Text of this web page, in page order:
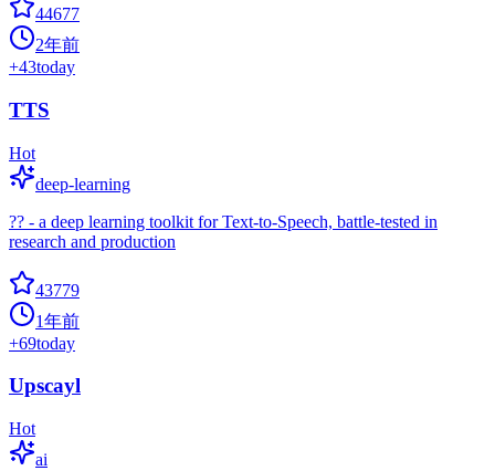
44677
2年前
+43today
TTS
Hot
deep-learning
?? - a deep learning toolkit for Text-to-Speech, battle-tested in
research and production
43779
1年前
+69today
Upscayl
Hot
ai